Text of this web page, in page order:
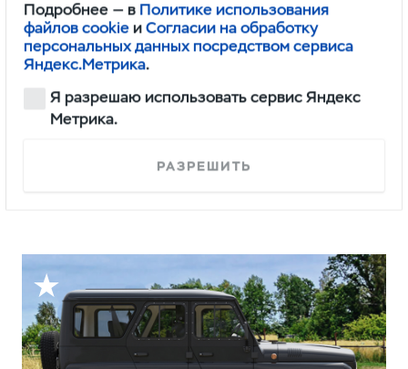
Передняя пружинная подвеска
обеспечивает хорошую управляемость,
комфорт для пассажиров и проста
в обслуживании.
Задняя подвеска с полуэллиптическими
к экстремальным нагрузкам и надежным
Подробнее — в Политике использования
файлов cookie иСогласии на обработку
персональных данных посредством сервиса
Яндекс.Метрика.
Я разрешаю использовать сервис Яндекс
Метрика.
РАЗРЕШИТЬ